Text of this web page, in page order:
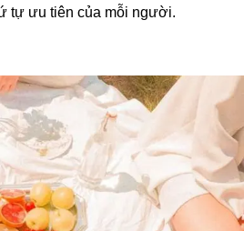
tự ưu tiên của mỗi người.